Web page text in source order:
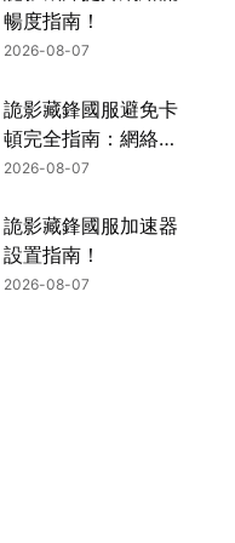
暢度指南！
2026-08-07
詭影藏鋒國服避免卡
頓完全指南：網絡優
化與解決技巧！
2026-08-07
詭影藏鋒國服加速器
設置指南！
2026-08-07